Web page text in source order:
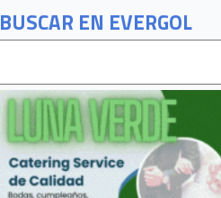
BUSCAR EN EVERGOL